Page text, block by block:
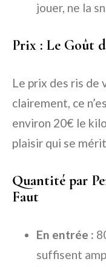
jouer, ne la
Prix : Le Goût
Le prix des ris de
clairement, ce
environ 20€ le
plaisir qui se
Quantité par
Faut
En entrée :
suffisent